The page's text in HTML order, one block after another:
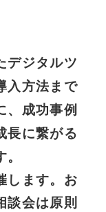
デジタルツ
入方法まで
、成功事例
長に繋がる
します。お
談会は原則